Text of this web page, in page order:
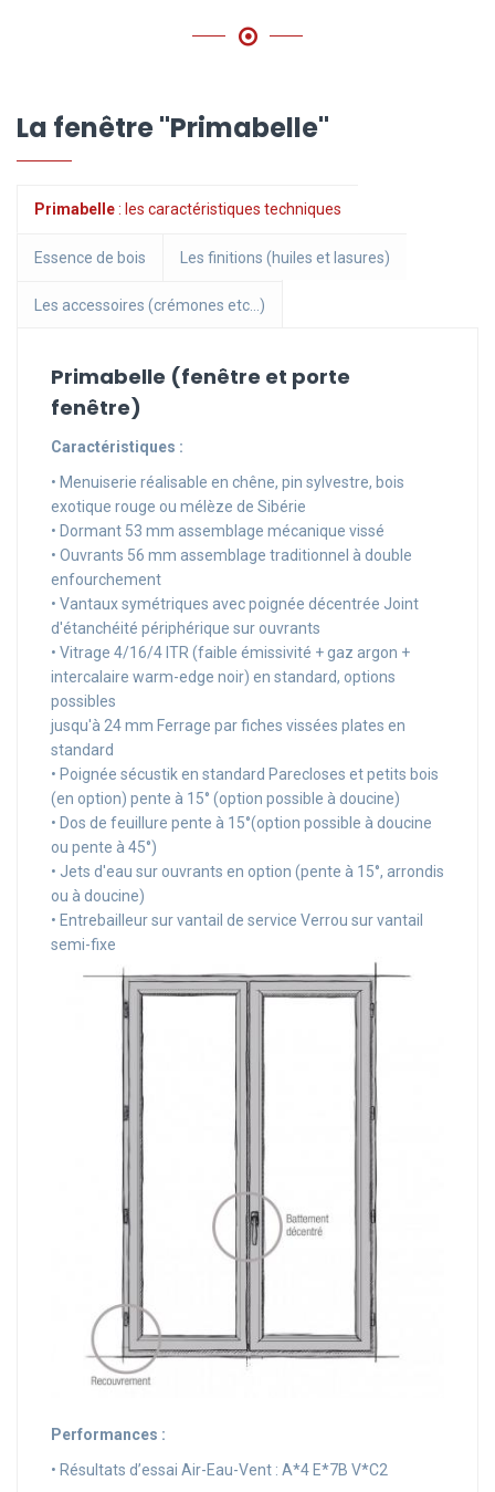
La fenêtre "Primabelle"
Primabelle: les caractéristiques techniques
Essence de bois Les finitions (huiles et lasures)
Les accessoires (crémones etc...)
Primabelle (fenêtre et porte
fenêtre)
Caractéristiques :
• Menuiserie réalisable en chêne, pin sylvestre, bois
exotique rouge ou mélèze de Sibérie
• Dormant 53 mm assemblage mécanique vissé
• Ouvrants 56 mm assemblage traditionnel à double
enfourchement
• Vantaux symétriques avec poignée décentrée Joint
d'étanchéité périphérique sur ouvrants
• Vitrage 4/16/4 ITR (faible émissivité + gaz argon +
intercalaire warm-edge noir) en standard, options
possibles
jusqu'à 24 mm Ferrage par fiches vissées plates en
standard
• Poignée sécustik en standard Parecloses et petits bois
(en option) pente à 15° (option possible à doucine)
• Dos de feuillure pente à 15°(option possible à doucine
ou pente à 45°)
• Jets d'eau sur ouvrants en option (pente à 15°, arrondis
ou à doucine)
• Entrebailleur sur vantail de service Verrou sur vantail
semi-fixe
Performances :
• Résultats d’essai Air-Eau-Vent : A*4 E*7B V*C2